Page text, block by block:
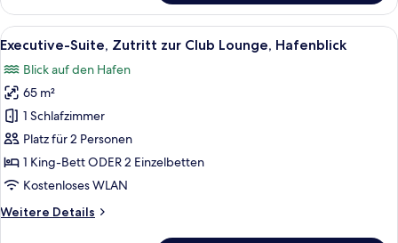
Suite,
Hafenblick
Alle
Fotos
für
Executive-
Suite,
Zutritt
zur
Club
Hafenblick
Ein Hotelzimmer mit einem großen
6
Executive-Suite, Zutritt zur Club Lounge, Hafenblick
Blick auf den Hafen
65 m²
1 Schlafzimmer
Platz für 2 Personen
1 King-Bett ODER 2 Einzelbetten
Kostenloses WLAN
Weitere Details
Weitere